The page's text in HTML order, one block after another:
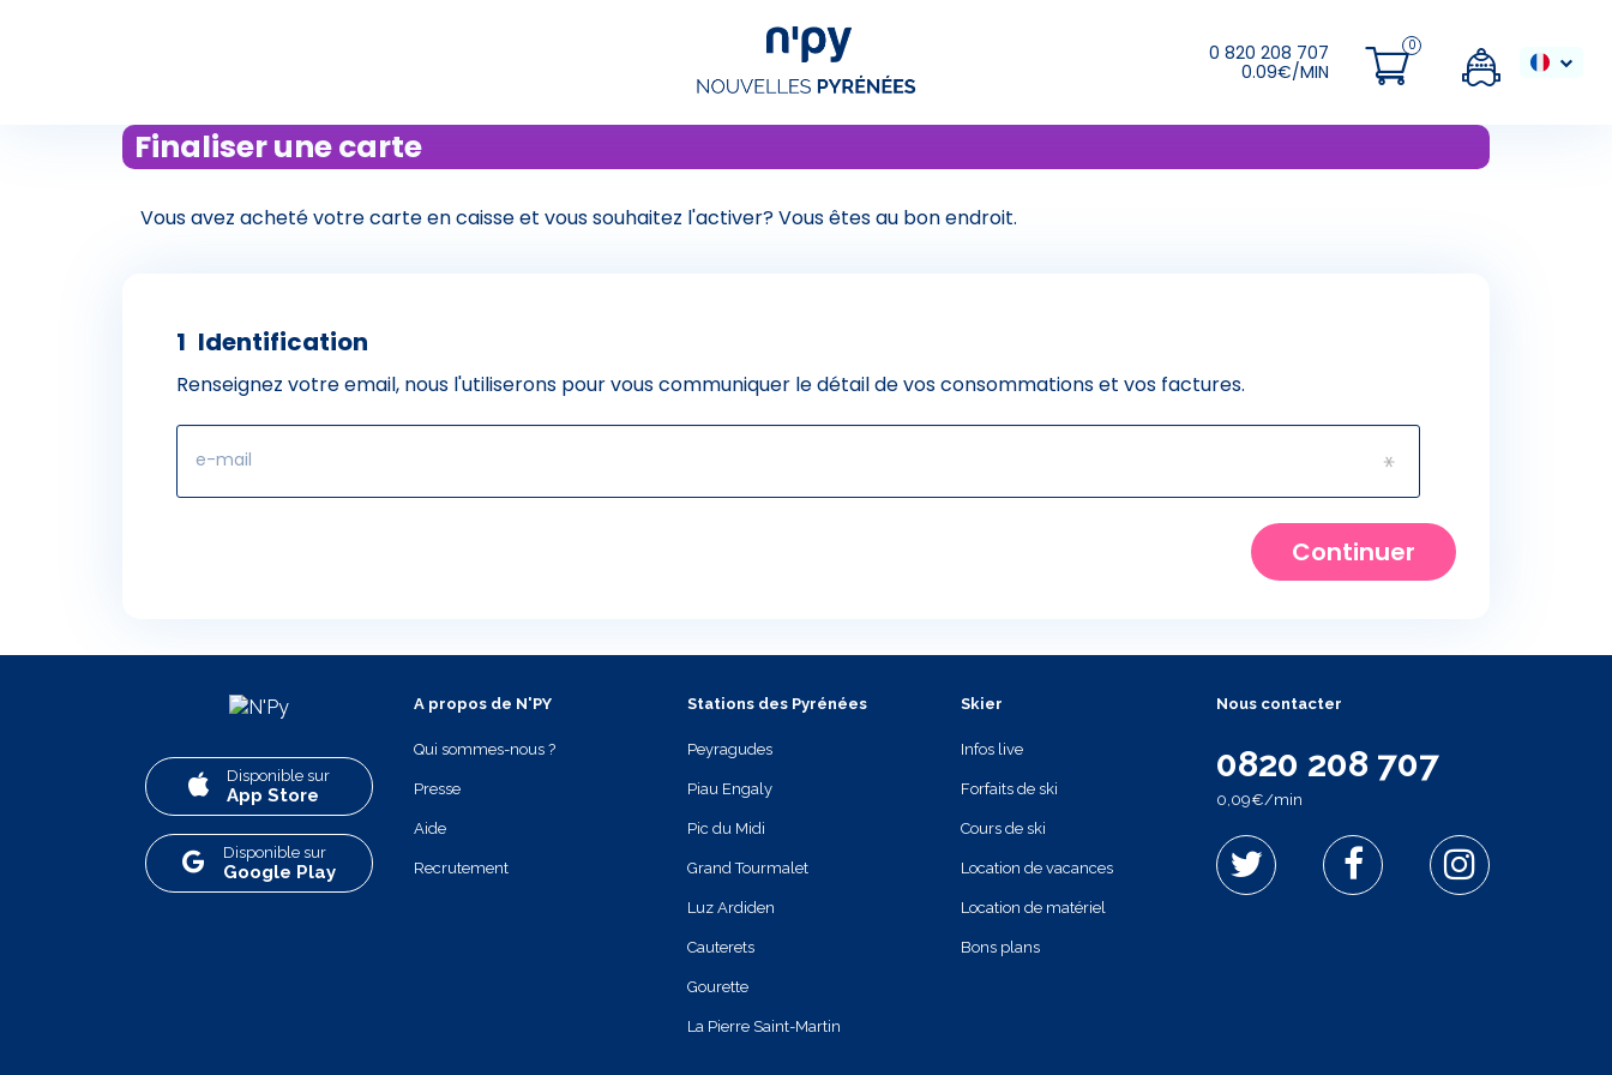
0 820 208 707
0.09€/MIN
Finaliser une carte
Vous avez acheté votre carte en caisse et vous souhaitez l'activer? Vous êtes au bon endroit.
1 Identification
Renseignez votre email, nous l'utiliserons pour vous communiquer le détail de vos consommations et vos factures.
e-mail
Continuer
Disponible sur
App Store
Disponible sur
Google Play
A propos de N'PY
Qui sommes-nous ?
Presse
Aide
Recrutement
Stations des Pyrénées
Peyragudes
Piau Engaly
Pic du Midi
Grand Tourmalet
Luz Ardiden
Cauterets
Gourette
La Pierre Saint-Martin
Skier
Infos live
Forfaits de ski
Cours de ski
Location de vacances
Location de matériel
Bons plans
Nous contacter
0820 208 707
0,09€/min